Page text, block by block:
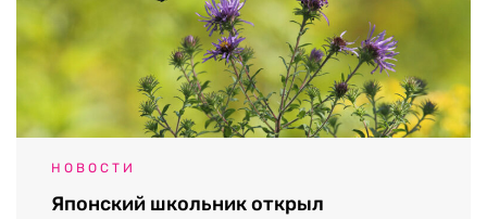
НОВОСТИ
Японский школьник открыл